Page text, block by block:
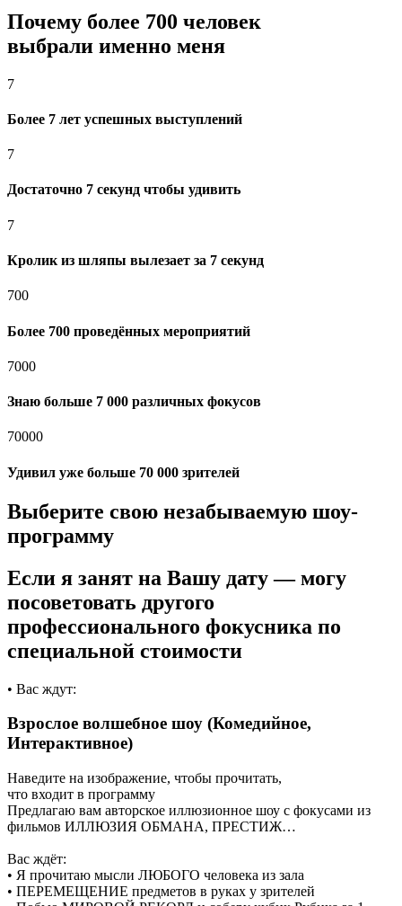
Почему более 700 человек
выбрали именно меня
7
Более 7 лет успешных выступлений
7
Достаточно 7 секунд чтобы удивить
7
Кролик из шляпы вылезает за 7 секунд
700
Более 700 проведённых мероприятий
7000
Знаю больше 7 000 различных фокусов
70000
Удивил уже больше 70 000 зрителей
Выберите свою незабываемую шоу-
программу
Если я занят на Вашу дату — могу
посоветовать другого
профессионального фокусника по
специальной стоимости
• Вас ждут:
Взрослое волшебное шоу (Комедийное,
Интерактивное)
Наведите на изображение, чтобы прочитать,
что входит в программу
Предлагаю вам авторское иллюзионное шоу с фокусами из
фильмов ИЛЛЮЗИЯ ОБМАНА, ПРЕСТИЖ…
Вас ждёт:
• Я прочитаю мысли ЛЮБОГО человека из зала
• ПЕРЕМЕЩЕНИЕ предметов в руках у зрителей